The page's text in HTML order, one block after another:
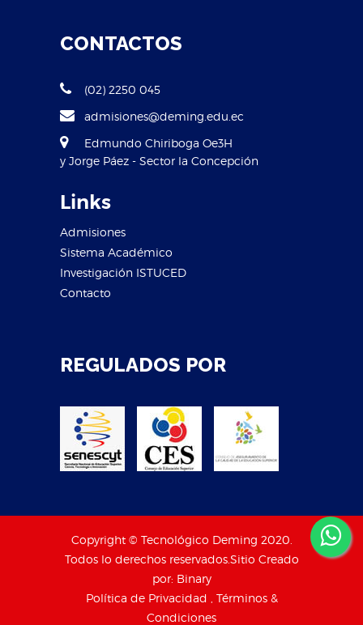
CONTACTOS
(02) 2250 045
admisiones@deming.edu.ec
Edmundo Chiriboga Oe3H
y Jorge Páez - Sector la Concepción
Links
Admisiones
Sistema Académico
Investigación ISTUCED
Contacto
REGULADOS POR
Copyright © Tecnológico Deming 2020.
Todos lo derechos reservados.Sitio Creado
por: Binary
Política de Privacidad , Términos &
Condiciones